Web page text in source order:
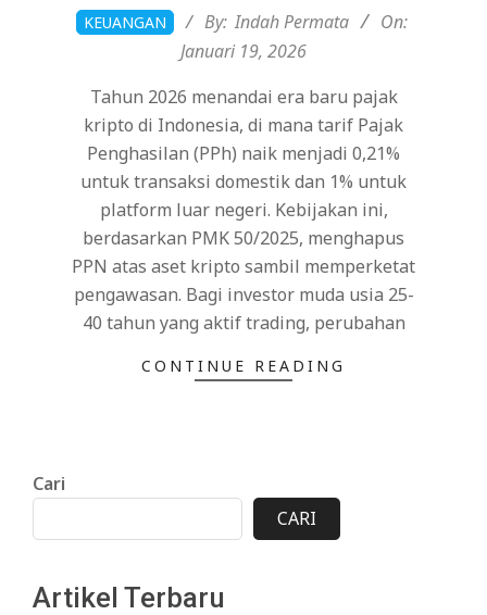
2026-
01-
KEUANGAN By: Indah Permata
On:
Januari 19, 2026
Tahun 2026 menandai era baru pajak
kripto di Indonesia, di mana tarif Pajak
Penghasilan (PPh) naik menjadi 0,21%
untuk transaksi domestik dan 1% untuk
platform luar negeri. Kebijakan ini,
berdasarkan PMK 50/2025, menghapus
PPN atas aset kripto sambil memperketat
pengawasan. Bagi investor muda usia 25-
40 tahun yang aktif trading, perubahan
CONTINUE READING
Cari
CARI
Artikel Terbaru